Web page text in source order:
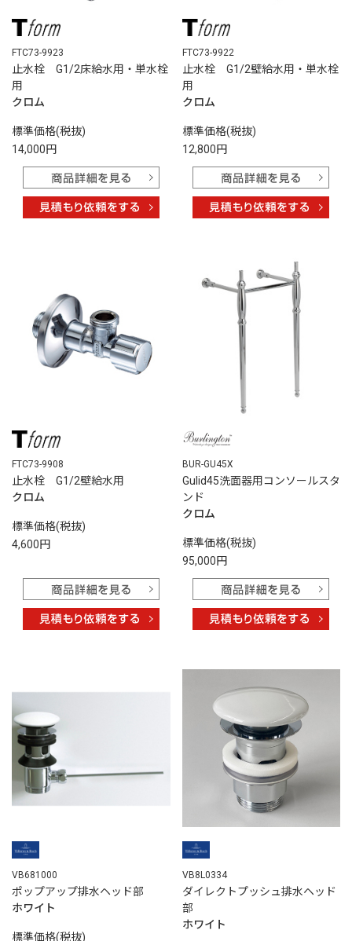
FTC73-9923
止水栓 G1/2床給水用・単水栓
用
クロム
標準価格(税抜)
14,000円
FTC73-9922
止水栓 G1/2壁給水用・単水栓
用
クロム
標準価格(税抜)
12,800円
FTC73-9908
止水栓 G1/2壁給水用
クロム
標準価格(税抜)
4,600円
BUR-GU45X
Gulid45洗面器用コンソールスタ
ンド
クロム
標準価格(税抜)
95,000円
VB681000
ポップアップ排水ヘッド部
ホワイト
標準価格(税抜)
VB8L0334
ダイレクトプッシュ排水ヘッド
部
ホワイト